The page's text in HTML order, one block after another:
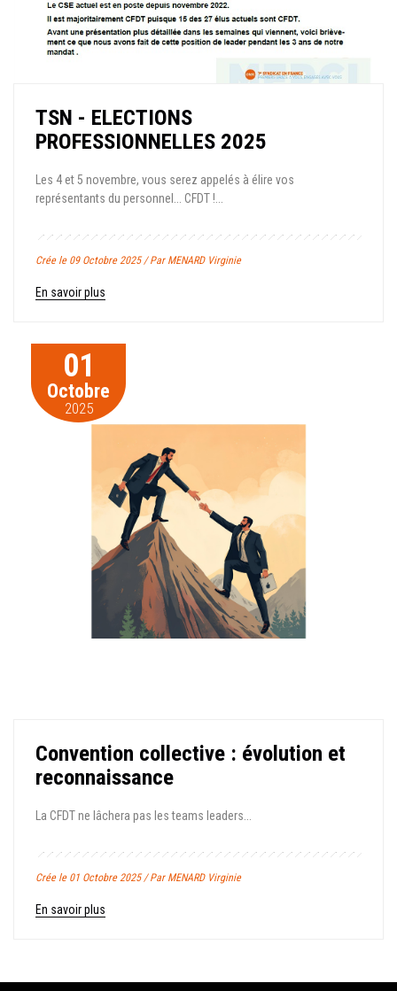
TSN - ELECTIONS
PROFESSIONNELLES 2025
Les 4 et 5 novembre, vous serez appelés à élire vos
représentants du personnel... CFDT !...
Crée le 09 Octobre 2025 / Par MENARD Virginie
En savoir plus
01
Octobre
2025
Convention collective : évolution et
reconnaissance
La CFDT ne lâchera pas les teams leaders...
Crée le 01 Octobre 2025 / Par MENARD Virginie
En savoir plus